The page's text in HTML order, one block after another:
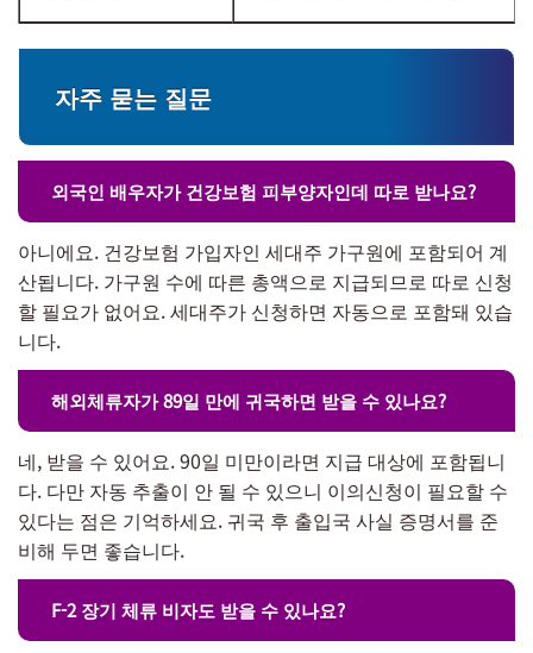
자주 묻는 질문
외국인 배우자가 건강보험 피부양자인데 따로 받나요?
아니에요. 건강보험 가입자인 세대주 가구원에 포함되어 계
산됩니다. 가구원 수에 따른 총액으로 지급되므로 따로 신청
할 필요가 없어요. 세대주가 신청하면 자동으로 포함돼 있습
니다.
해외체류자가 89일 만에 귀국하면 받을 수 있나요?
네, 받을 수 있어요. 90일 미만이라면 지급 대상에 포함됩니
다. 다만 자동 추출이 안 될 수 있으니 이의신청이 필요할 수
있다는 점은 기억하세요. 귀국 후 출입국 사실 증명서를 준
비해 두면 좋습니다.
F-2 장기 체류 비자도 받을 수 있나요?